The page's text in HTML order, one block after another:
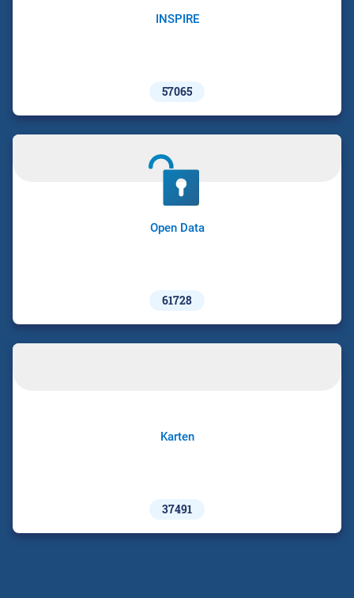
INSPIRE
57065
Open Data
61728
Karten
37491